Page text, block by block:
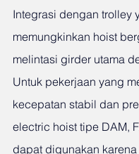
Integrasi dengan trolley
memungkinkan hoist
melintasi girder utama
Untuk pekerjaan yang
kecepatan stabil dan
electric hoist tipe DAM,
dapat digunakan